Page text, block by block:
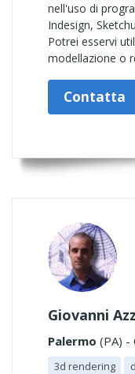
nell'uso di
Indesign,
Potrei esservi
modellazione o
Contatta
Giovanni
Palermo (PA) -
3d rendering